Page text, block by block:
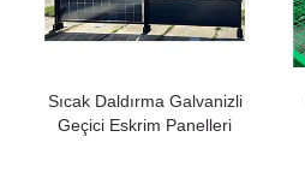
Sıcak Daldırma Galvanizli
Geçici Eskrim Panelleri